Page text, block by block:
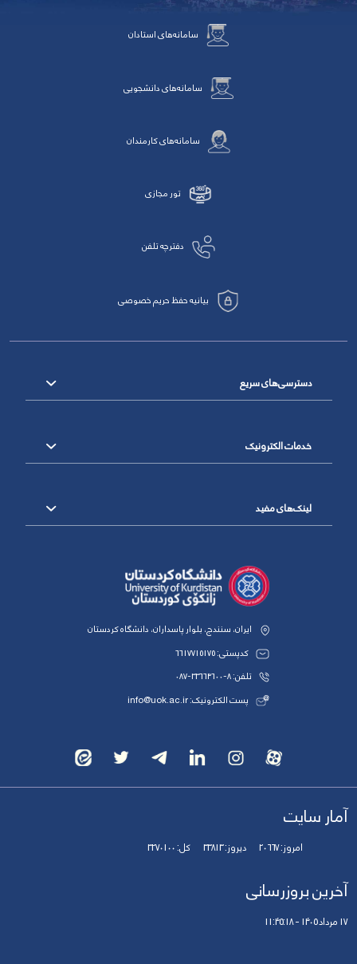
سامانه‌های استادان
سامانه‌های دانشجویی
سامانه‌های کارمندان
تور مجازی
دفترچه تلفن
بیانیه حفظ حریم خصوصی
دسترسی‌های سریع
خدمات الکترونیک
لینک‌های مفید
ایران، سنندج، بلوار پاسداران، دانشگاه کردستان
کدپستی: 6617715175
تلفن: 8-33664600-087
پست الکترونیک: info@uok.ac.ir
آمار سایت
امروز:20667 دیروز:33813 کل:3270100
آخرین بروزرسانی
17 مرداد 1405 - 11:45:18